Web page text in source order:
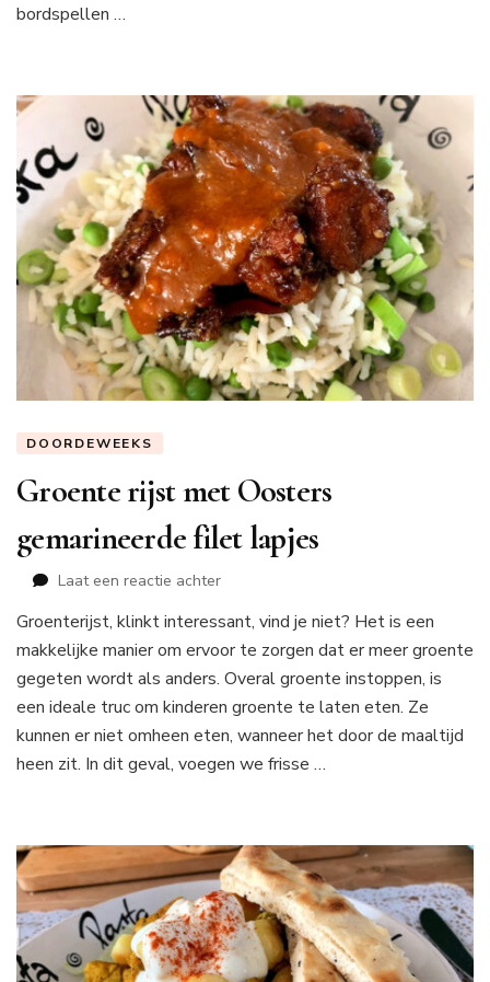
bordspellen …
DOORDEWEEKS
Groente rijst met Oosters
gemarineerde filet lapjes
Laat een reactie achterop
rijst
met
Oosters
filet
lapjes
Groenterijst, klinkt interessant, vind je niet? Het is een
makkelijke manier om ervoor te zorgen dat er meer groente
gegeten wordt als anders. Overal groente instoppen, is
een ideale truc om kinderen groente te laten eten. Ze
kunnen er niet omheen eten, wanneer het door de maaltijd
heen zit. In dit geval, voegen we frisse …